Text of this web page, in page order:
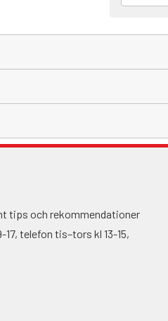
tips och rekommendationer
telefon tis–tors kl 13-15,